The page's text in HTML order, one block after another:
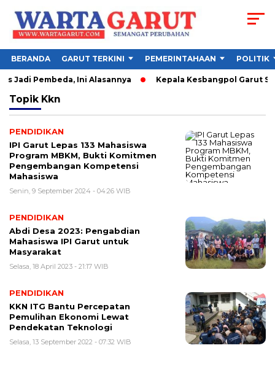
BERANDA GARUT TERKINI PEMERINTAHAAN POLITIK
Jadi Pembeda, Ini Alasannya Kepala Kesbangpol Garut
Topik Kkn
PENDIDIKAN
IPI Garut Lepas 133 Mahasiswa
Program MBKM, Bukti Komitmen
Pengembangan Kompetensi
Mahasiswa
Senin, 9 September 2024 - 04:26 WIB
PENDIDIKAN
Abdi Desa 2023: Pengabdian
Mahasiswa IPI Garut untuk
Masyarakat
Selasa, 18 April 2023 - 21:17 WIB
PENDIDIKAN
KKN ITG Bantu Percepatan
Pemulihan Ekonomi Lewat
Pendekatan Teknologi
Selasa, 13 September 2022 - 07:32 WIB